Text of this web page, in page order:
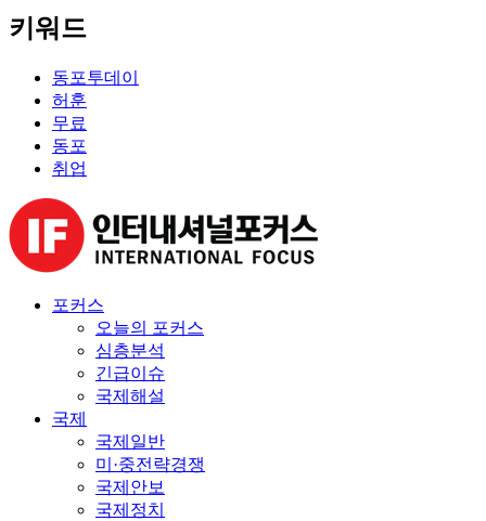
키워드
동포투데이
허훈
무료
동포
취업
포커스
오늘의 포커스
심층분석
긴급이슈
국제해설
국제
국제일반
미·중전략경쟁
국제안보
국제정치